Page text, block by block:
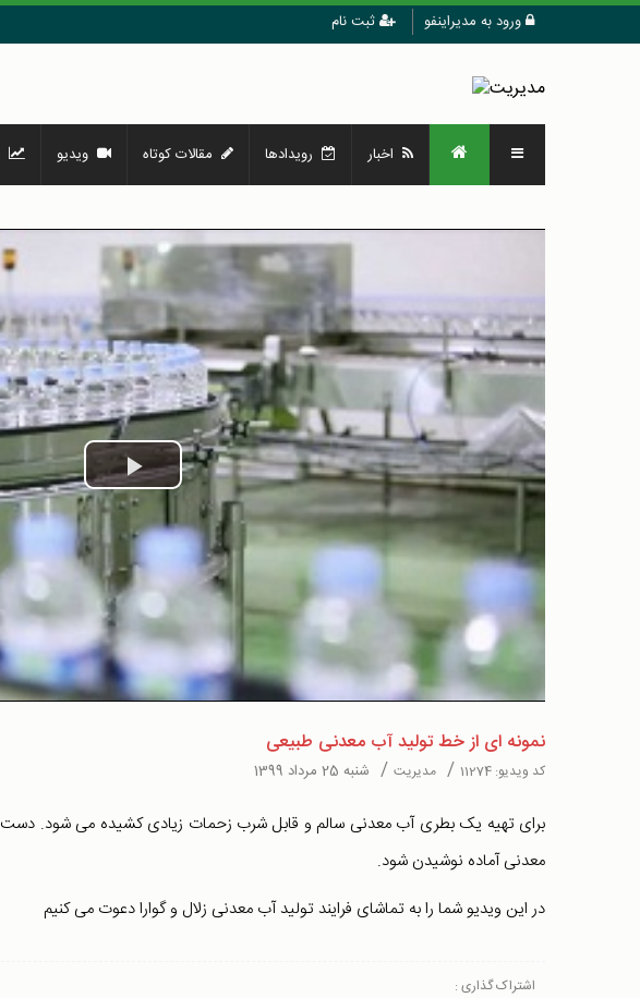
ورود به مدیراینفو ثبت نام
اخبار رویدادها مقالات کوتاه ویدیو
Play
Video
نمونه ای از خط تولید آب معدنی طبیعی
کد ویدیو: 11274
/ مدیریت / شنبه 25 مرداد 1399
معدنی آماده نوشیدن شود.
در این ویدیو شما را به تماشای فرایند تولید آب معدنی زلال و گوارا دعوت می کنیم
اشتراک گذاری :